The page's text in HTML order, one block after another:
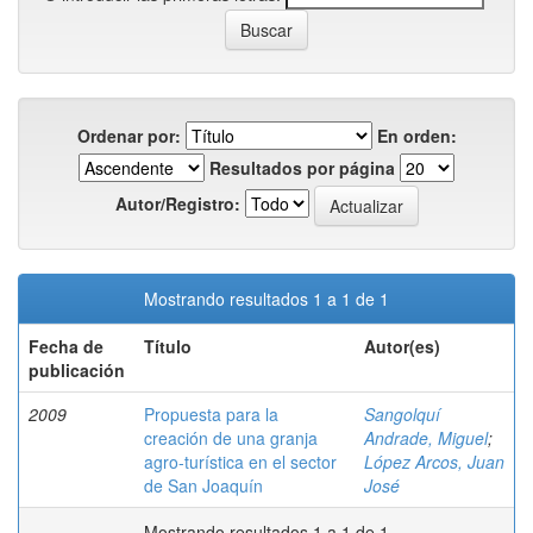
Ordenar por:
En orden:
Resultados por página
Autor/Registro:
Mostrando resultados 1 a 1 de 1
Fecha de
publicación
Título Autor(es)
2009
Propuesta para la
creación de una granja
agro-turística en el sector
de San Joaquín
Sangolquí
Andrade, Miguel;
López Arcos, Juan
José